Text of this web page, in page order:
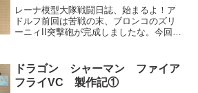
レーナ模型大隊戦闘日誌、始まるよ！ア
ドルフ前回は苦戦の末、ブロンコのズリ
ーニィII突撃砲が完成しましたな。今回
筆者が「空を飛ぶものを作る」とかいっ
ていましたな。レーナ飛...
ドラゴン シャーマン ファイア
フライVC 製作記①